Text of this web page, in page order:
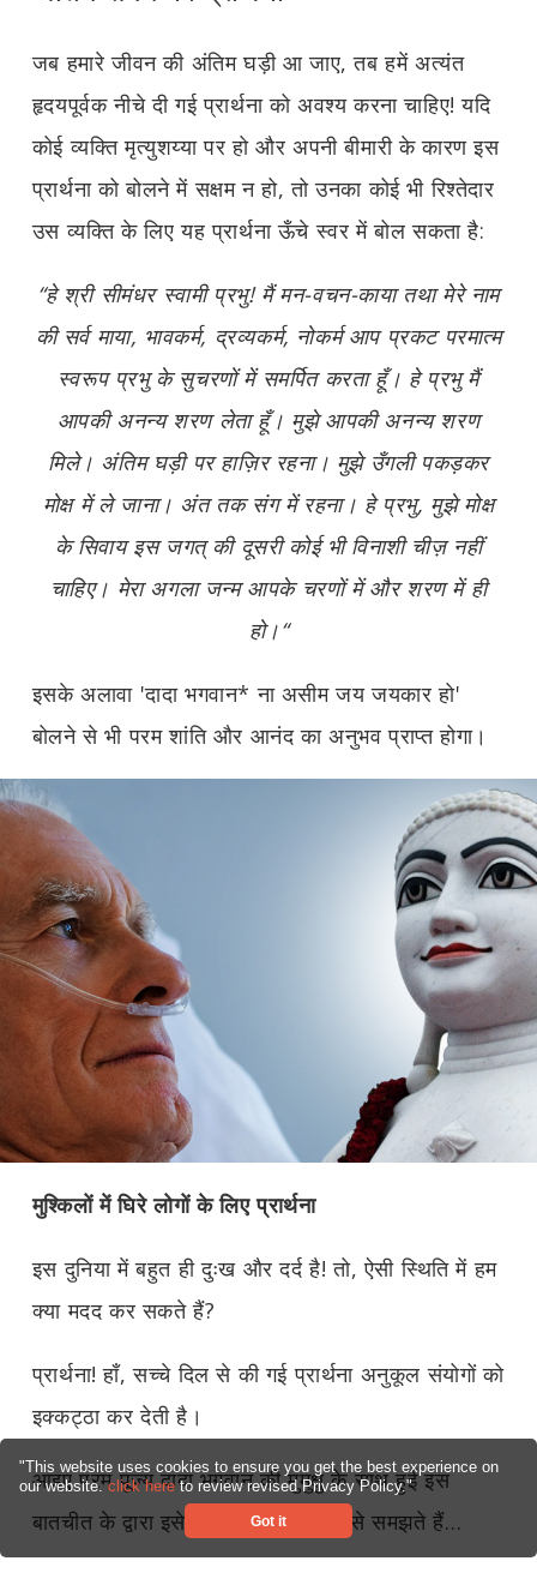
"This website uses cookies to ensure you get the best experience on
our website.click hereto review revised Privacy Policy."
Got it
जब हमारे जीवन की अंतिम घड़ी आ जाए, तब हमें अत्यंत
हृदयपूर्वक नीचे दी गई प्रार्थना को अवश्य करना चाहिए! यदि
कोई व्यक्ति मृत्युशय्या पर हो और अपनी बीमारी के कारण इस
प्रार्थना को बोलने में सक्षम न हो, तो उनका कोई भी रिश्तेदार
उस व्यक्ति के लिए यह प्रार्थना ऊँचे स्वर में बोल सकता है:
“हे श्री सीमंधर स्वामी प्रभु! मैं मन-वचन-काया तथा मेरे नाम
की सर्व माया, भावकर्म, द्रव्यकर्म, नोकर्म आप प्रकट परमात्म
स्वरूप प्रभु के सुचरणों में समर्पित करता हूँ। हे प्रभु मैं
आपकी अनन्य शरण लेता हूँ। मुझे आपकी अनन्य शरण
मिले। अंतिम घड़ी पर हाज़िर रहना। मुझे उँगली पकड़कर
मोक्ष में ले जाना। अंत तक संग में रहना। हे प्रभु, मुझे मोक्ष
के सिवाय इस जगत् की दूसरी कोई भी विनाशी चीज़ नहीं
चाहिए। मेरा अगला जन्म आपके चरणों में और शरण में ही
हो।“
इसके अलावा 'दादा भगवान* ना असीम जय जयकार हो'
बोलने से भी परम शांति और आनंद का अनुभव प्राप्त होगा।
मुश्किलों में घिरे लोगों के लिए प्रार्थना
इस दुनिया में बहुत ही दुःख और दर्द है! तो, ऐसी स्थिति में हम
क्या मदद कर सकते हैं?
प्रार्थना! हाँ, सच्चे दिल से की गई प्रार्थना अनुकूल संयोगों को
इक्कट्ठा कर देती है।
आइए परम पूज्य दादा भगवान की मुमुक्षु के साथ हुई इस
बातचीत के द्वारा इसे और अधिक विस्तार से समझते हैं…